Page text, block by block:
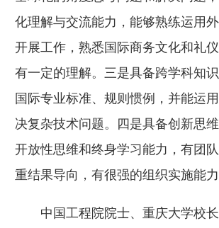
化理解与交流能力，能够熟练运用
开展工作，熟悉国际商务文化和礼
有一定的理解。三是具备跨学科知
国际专业标准、规则惯例，并能运
决复杂技术问题。四是具备创新思维
开放性思维和终身学习能力，有团
重结果导向，有很强的组织实施能力
中国工程院院士、重庆大学校长